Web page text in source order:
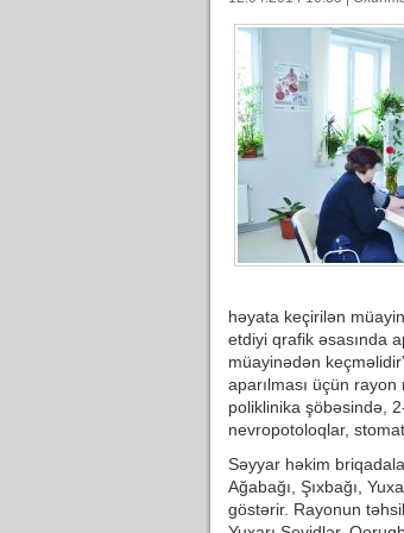
həyata keçirilən
etdiyi qrafik əsasında
müayinədən
aparılması üçün
poliklinika şöbəsində,
nevropotoloqlar,
Səyyar həkim
Ağabağı, Şıxbağı,
göstərir. Rayonun